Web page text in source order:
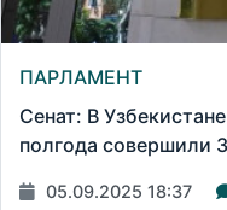
ПАРЛАМЕНТ
Сенат: В
полгода совершили
05.09.2025 18:37